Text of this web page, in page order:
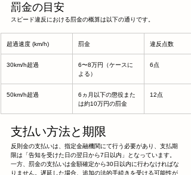
罰金の目安
スピード違反における罰金の概算は以下の通りです。
超過速度 (km/h) 罰金 違反点数
30km/h超過
6〜8万円（ケースに
よる）
6点
50km/h超過
6ヵ月以下の懲役また
は約10万円の罰金
12点
支払い方法と期限
反則金の支払いは、指定金融機関にて行う必要があり、支払期
限は「告知を受けた日の翌日から7日以内」となっています。
一方、罰金の支払いは金額確定から30日以内に行わなければな
りません。遅延した場合、追加の法的手続きを受ける可能性が